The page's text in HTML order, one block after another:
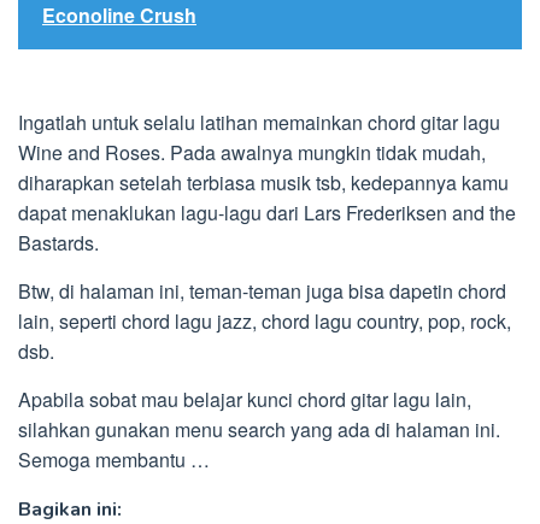
Econoline Crush
Ingatlah untuk selalu latihan memainkan chord gitar lagu
Wine and Roses. Pada awalnya mungkin tidak mudah,
diharapkan setelah terbiasa musik tsb, kedepannya kamu
dapat menaklukan lagu-lagu dari Lars Frederiksen and the
Bastards.
Btw, di halaman ini, teman-teman juga bisa dapetin chord
lain, seperti chord lagu jazz, chord lagu country, pop, rock,
dsb.
Apabila sobat mau belajar kunci chord gitar lagu lain,
silahkan gunakan menu search yang ada di halaman ini.
Semoga membantu …
Bagikan ini: